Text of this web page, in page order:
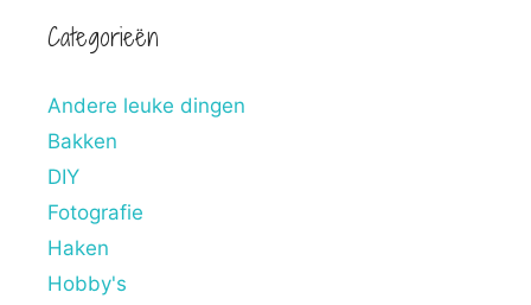
Categorieën
Andere leuke dingen
Bakken
DIY
Fotografie
Haken
Hobby's